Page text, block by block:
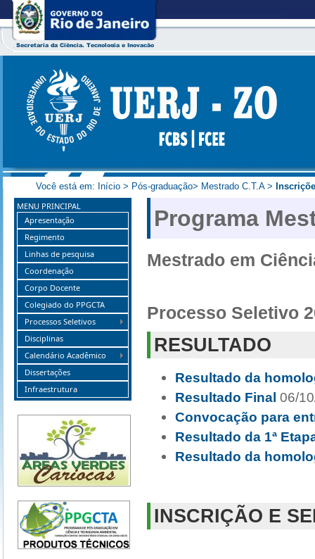
Você está em: Início > Pós-graduação> Mestrado C.T.A>
MENU PRINCIPAL
Apresentação
Regimento
Linhas de pesquisa
Coordenação
Corpo Docente
Colegiado do PPGCTA
Processos Seletivos
Disciplinas
Calendário Acadêmico
Dissertações
Infraestrutura
Programa
Mestrado em
Processo Seletivo
RESULTADO
Resultado da
Resultado Final 06/
Convocação para
Resultado da 1ª
Resultado da
INSCRIÇÃO E